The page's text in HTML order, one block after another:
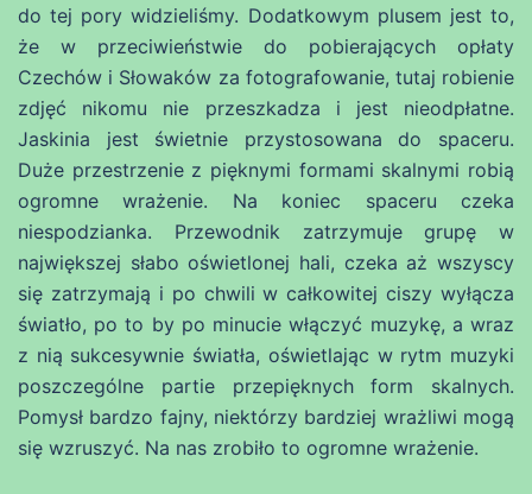
do tej pory widzieliśmy. Dodatkowym plusem jest to,
że w przeciwieństwie do pobierających opłaty
Czechów i Słowaków za fotografowanie, tutaj robienie
zdjęć nikomu nie przeszkadza i jest nieodpłatne.
Jaskinia jest świetnie przystosowana do spaceru.
Duże przestrzenie z pięknymi formami skalnymi robią
ogromne wrażenie. Na koniec spaceru czeka
niespodzianka. Przewodnik zatrzymuje grupę w
największej słabo oświetlonej hali, czeka aż wszyscy
się zatrzymają i po chwili w całkowitej ciszy wyłącza
światło, po to by po minucie włączyć muzykę, a wraz
z nią sukcesywnie światła, oświetlając w rytm muzyki
poszczególne partie przepięknych form skalnych.
Pomysł bardzo fajny, niektórzy bardziej wrażliwi mogą
się wzruszyć. Na nas zrobiło to ogromne wrażenie.